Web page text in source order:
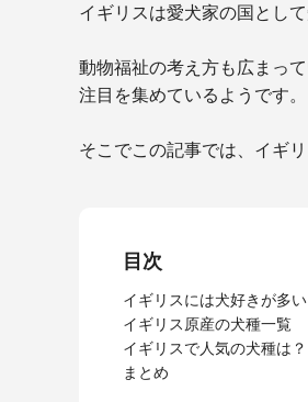
イギリスは愛犬家の国とし
動物福祉の考え方も広まっ
注目を集めているようです。
そこでこの記事では、イギ
目次
イギリスには犬好きが多
イギリス原産の犬種一覧
イギリスで人気の犬種は？
まとめ